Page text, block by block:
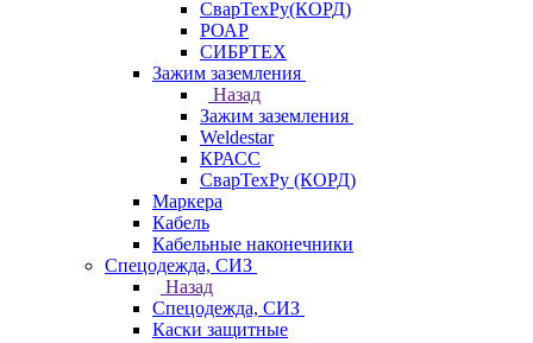
СварТехРу(КОРД)
РОАР
СИБРТЕХ
Зажим заземления
Назад
Зажим заземления
Weldestar
КРАСС
СварТехРу (КОРД)
Маркера
Кабель
Кабельные наконечники
Спецодежда, СИЗ
Назад
Спецодежда, СИЗ
Каски защитные